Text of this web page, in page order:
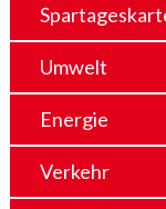
Umwelt
Energie
Verkehr